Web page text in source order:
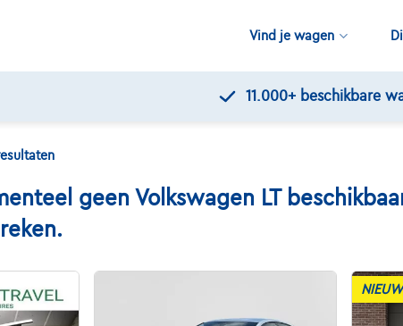
Vind je wagen
geen Volkswagen LT